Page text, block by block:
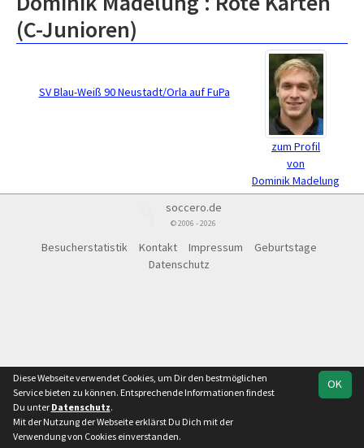
(C-Junioren)
zum Profil
von
Dominik Madelung
SV Blau-Weiß 90 Neustadt/Orla auf FuPa
soccero.de
© 2006 - 2026
Besucherstatistik Kontakt Impressum
Geburtstage
Datenschutz
OK
Diese Webseite verwendet Cookies, um Dir den bestmöglichen
Service bieten zu können. Entsprechende Informationen findest
Du unter Datenschutz.
Mit der Nutzung der Webseite erklärst Du Dich mit der
Verwendung von Cookies einverstanden.